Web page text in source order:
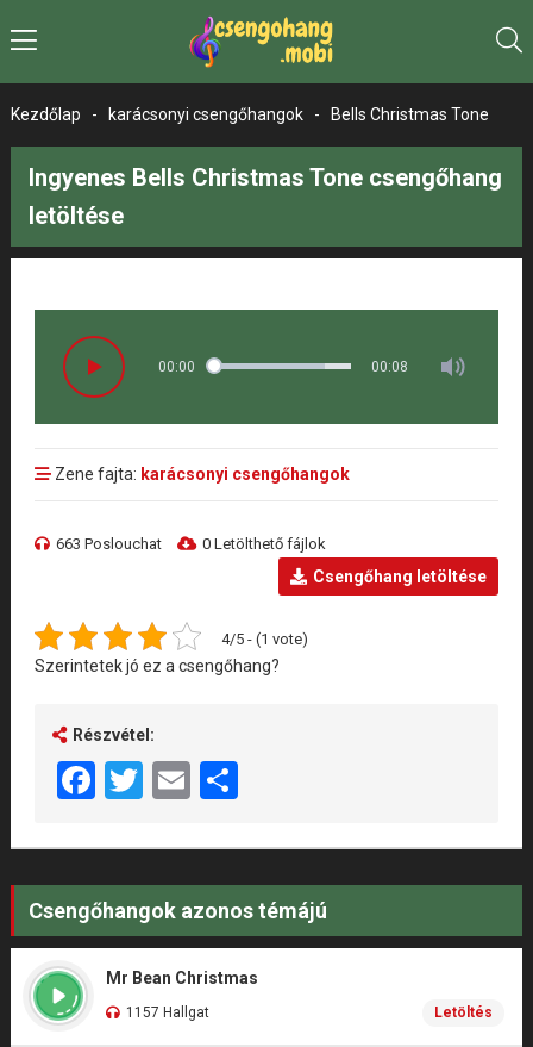
Kezdőlap - karácsonyi csengőhangok - Bells Christmas Tone
Ingyenes Bells Christmas Tone csengőhang
letöltése
00:00 00:08
Zene fajta: karácsonyi csengőhangok
663 Poslouchat 0 Letölthető fájlok
Csengőhang letöltése
4/5 - (1 vote)
Szerintetek jó ez a csengőhang?
Részvétel:
Facebook
Twitter
EmailShare
Csengőhangok azonos témájú
Mr Bean Christmas
1157 Hallgat Letöltés